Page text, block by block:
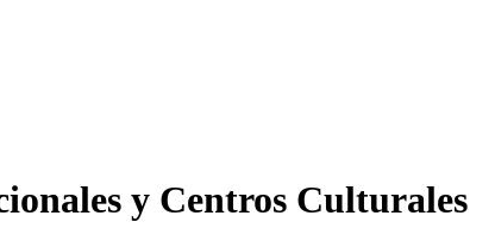
y Centros Culturales